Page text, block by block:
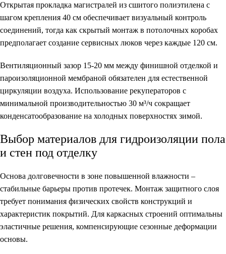
Открытая прокладка магистралей из сшитого полиэтилена с
шагом крепления 40 см обеспечивает визуальный контроль
соединений, тогда как скрытый монтаж в потолочных коробах
предполагает создание сервисных люков через каждые 120 см.
Вентиляционный зазор 15-20 мм между финишной отделкой и
пароизоляционной мембраной обязателен для естественной
циркуляции воздуха. Использование рекуператоров с
минимальной производительностью 30 м³/ч сокращает
конденсатообразование на холодных поверхностях зимой.
Выбор материалов для гидроизоляции пола
и стен под отделку
Основа долговечности в зоне повышенной влажности –
стабильные барьеры против протечек. Монтаж защитного слоя
требует понимания физических свойств конструкций и
характеристик покрытий. Для каркасных строений оптимальны
эластичные решения, компенсирующие сезонные деформации
основы.